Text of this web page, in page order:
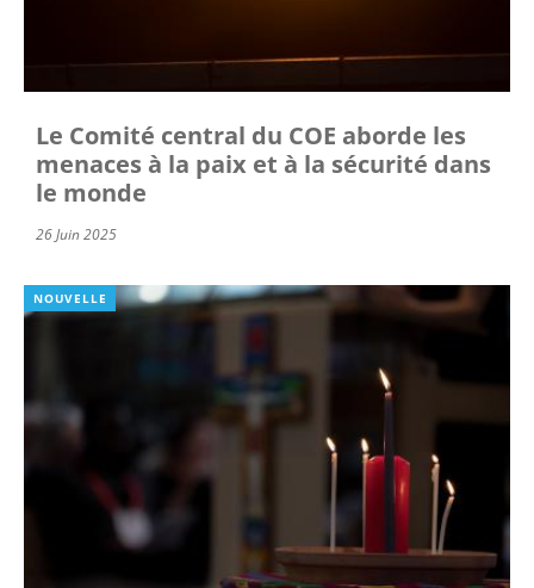
Le Comité central du COE aborde les
menaces à la paix et à la sécurité dans
le monde
26 Juin 2025
NOUVELLE